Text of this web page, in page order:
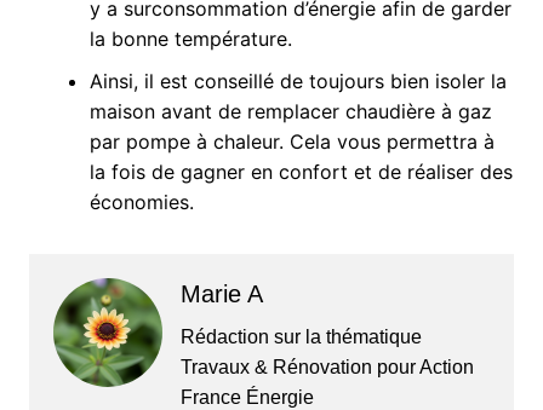
y a surconsommation d’énergie afin de garder
la bonne température.
Ainsi, il est conseillé de toujours bien isoler la
maison avant de remplacer chaudière à gaz
par pompe à chaleur. Cela vous permettra à
la fois de gagner en confort et de réaliser des
économies.
Marie A
Rédaction sur la thématique
Travaux & Rénovation pour Action
France Énergie